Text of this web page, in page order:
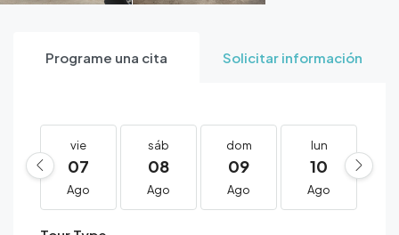
Programe una cita Solicitar información
vie
07
Ago
sáb
08
Ago
dom
09
Ago
lun
10
Ago